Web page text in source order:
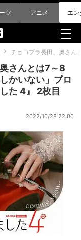
ツ アニメ エン
チョコプラ長田、奥さん
さんとは7～8
かいない」プロ
た 4』 2枚目
2022/10/28 22:00